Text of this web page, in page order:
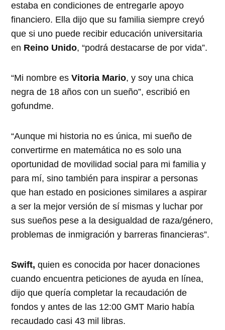
estaba en condiciones de entregarle apoyo
financiero. Ella dijo que su familia siempre creyó
que si uno puede recibir educación universitaria
en Reino Unido, “podrá destacarse de por vida”.
“Mi nombre esVitoria Mario, y soy una chica
negra de 18 años con un sueño”, escribió en
gofundme.
“Aunque mi historia no es única, mi sueño de
convertirme en matemática no es solo una
oportunidad de movilidad social para mi familia y
para mí, sino también para inspirar a personas
que han estado en posiciones similares a aspirar
a ser la mejor versión de sí mismas y luchar por
sus sueños pese a la desigualdad de raza/género,
problemas de inmigración y barreras financieras”.
Swift, quien es conocida por hacer donaciones
cuando encuentra peticiones de ayuda en línea,
dijo que quería completar la recaudación de
fondos y antes de las 12:00 GMT Mario había
recaudado casi 43 mil libras.